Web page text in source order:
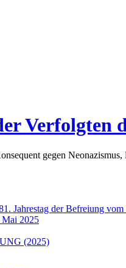
Verfolgten
gegen
Jahrestag der Befreiung vom
Mai 2025
(2025)